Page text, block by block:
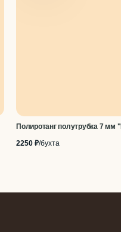
Полиротанг полутрубка 7 мм
2250 ₽/бухта